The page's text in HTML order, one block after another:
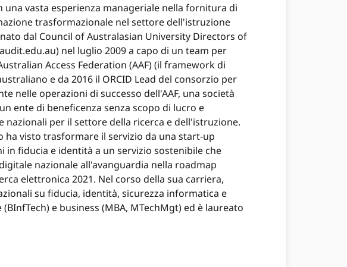
vasta esperienza manageriale nella fornitura di
trasformazionale nel settore dell'istruzione
dal Council of Australasian University Directors of
nel luglio 2009 a capo di un team per
Access Federation (AAF) (il framework di
e da 2016 il ORCID Lead del consorzio per
nelle operazioni di successo dell'AAF, una società
ente di beneficenza senza scopo di lucro e
per il settore della ricerca e dell'istruzione.
ha visto trasformare il servizio da una start-up
in fiducia e identità a un servizio sostenibile che
nazionale all'avanguardia nella roadmap
elettronica 2021. Nel corso della sua carriera,
su fiducia, identità, sicurezza informatica e
e business (MBA, MTechMgt) ed è laureato